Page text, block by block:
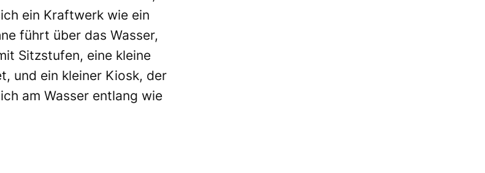
ein Kraftwerk wie ein
führt über das Wasser,
Sitzstufen, eine kleine
und ein kleiner Kiosk, der
am Wasser entlang wie